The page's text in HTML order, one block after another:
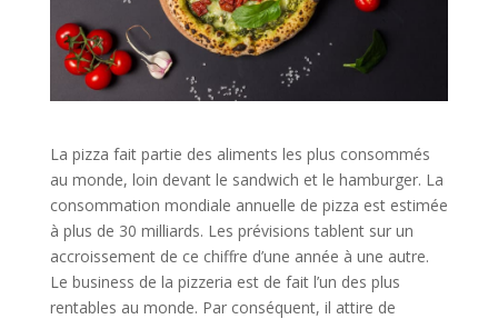
La pizza fait partie des aliments les plus consommés
au monde, loin devant le sandwich et le hamburger. La
consommation mondiale annuelle de pizza est estimée
à plus de 30 milliards. Les prévisions tablent sur un
accroissement de ce chiffre d’une année à une autre.
Le business de la pizzeria est de fait l’un des plus
rentables au monde. Par conséquent, il attire de